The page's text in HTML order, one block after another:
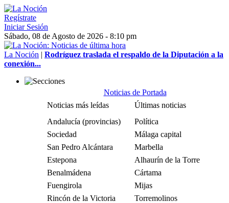
Regístrate
Iniciar Sesión
Sábado, 08 de Agosto de 2026 - 8:10 pm
La Noción | Rodríguez traslada el respaldo de la Diputación a la
conexión...
Noticias de Portada
Noticias más leídas
Últimas noticias
Andalucía (provincias)
Política
Sociedad
Málaga capital
San Pedro Alcántara
Marbella
Estepona
Alhaurín de la Torre
Benalmádena
Cártama
Fuengirola
Mijas
Rincón de la Victoria
Torremolinos